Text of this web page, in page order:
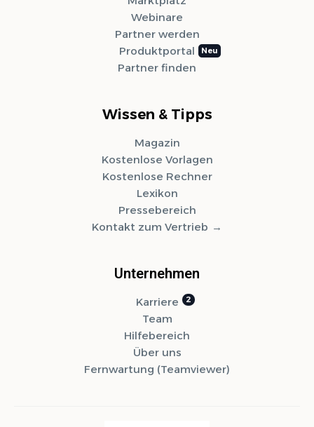
Webinare
Partner werden
Produktportal
Partner finden
Wissen & Tipps
Magazin
Kostenlose Vorlagen
Kostenlose Rechner
Lexikon
Pressebereich
Kontakt zum Vertrieb
Unternehmen
Karriere
Team
Hilfebereich
Über uns
Fernwartung (Teamviewer)